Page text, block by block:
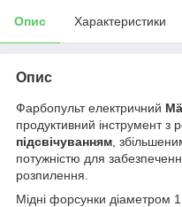
Опис Характеристики
Опис
Фарбопульт електричний
продуктивний інструмент з
підсвічуванням ,
потужністю для
розпилення.
Мідні форсунки діаметром